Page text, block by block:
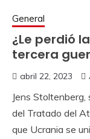
General
¿Le perdió
tercera
abril 22, 2023
Jens
del Tratado del
que Ucrania se